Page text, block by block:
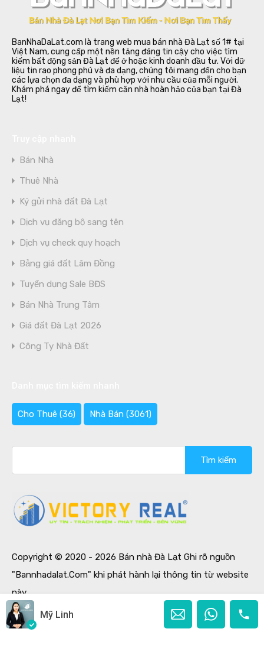
BanNhaDaLat.com là trang web mua bán nhà Đà Lạt số 1# tại
Việt Nam, cung cấp một nền tảng đáng tin cậy cho việc tìm
kiếm bất động sản Đà Lạt để ở hoặc kinh doanh đầu tư. Với dữ
liệu tin rao phong phú và đa dạng, chúng tôi mang đến cho bạn
các lựa chọn đa dạng và phù hợp với nhu cầu của mỗi người.
Khám phá ngay để tìm kiếm căn nhà hoàn hảo của bạn tại Đà
Lạt!
Bán Nhà
Thuê Nhà
Ký gửi nhà đất Đà Lạt
Dịch vụ đăng bộ sang tên
Dịch vụ check quy hoạch
Bảng giá đất Lâm Đồng
Tuyển dụng Sale BĐS
Bán Nhà Trung Tâm
Giá đất Đà Lạt 2026
Công Ty Nhà Đất
Cho Thuê (36) Nhà Bán (3061)
kiếm
cho:
Copyright © 2020 - 2026 Bán nhà Đà Lạt Ghi rõ nguồn
"Bannhadalat.Com" khi phát hành lại thông tin từ website
này.
Ban Nha Da Lat
Mỹ Linh